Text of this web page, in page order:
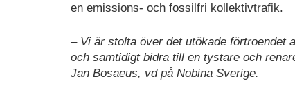
en emissions- och fossilfri kollektivtrafik.
– Vi är stolta över det utökade förtroendet
och samtidigt bidra till en tystare och
Jan Bosaeus, vd på Nobina Sverige.